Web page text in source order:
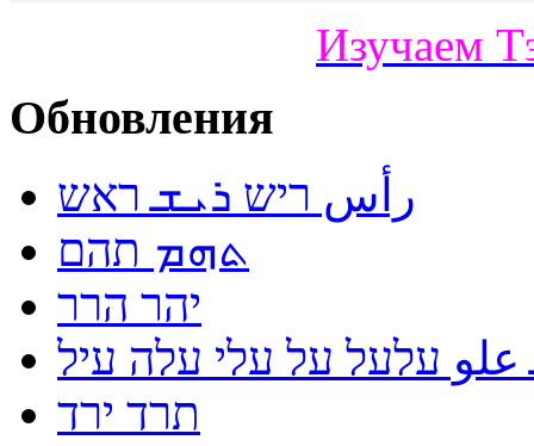
Изучаем
Обновления
رأس ריש ܪܝܫ ראש
ܬܗܡ תהם
יהר הרר
עלעל על עלי עלה עיל
תרד ירד